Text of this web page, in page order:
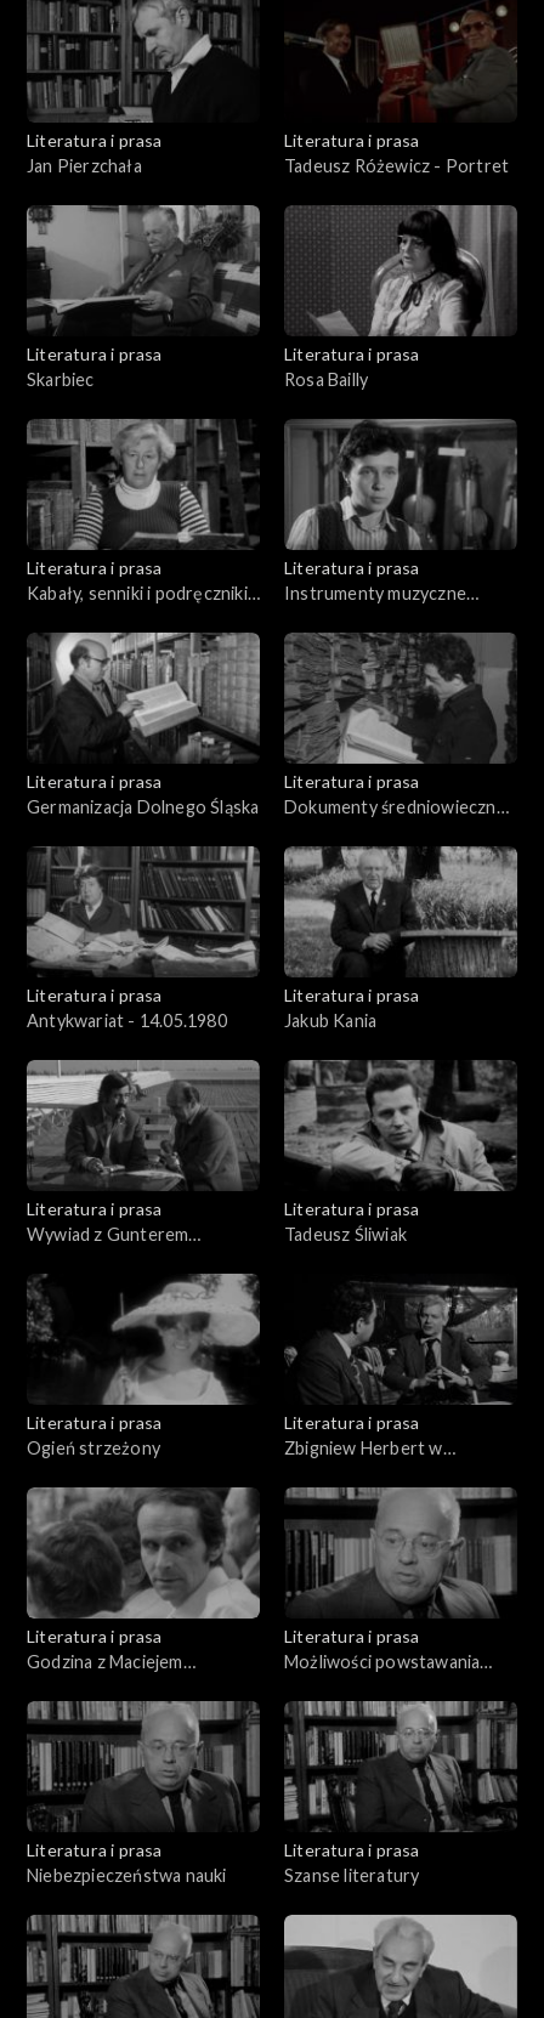
Literatura i prasa
Jan Pierzchała
Literatura i prasa
Tadeusz Różewicz - Portret
Literatura i prasa
Skarbiec
Literatura i prasa
Rosa Bailly
Literatura i prasa
Kabały, senniki i podręczniki
Literatura i prasa
Instrumenty muzyczne
renesansu
Literatura i prasa
Germanizacja Dolnego Śląska
Literatura i prasa
Dokumenty średniowieczne i
Literatura i prasa
Antykwariat - 14.05.1980
Literatura i prasa
Jakub Kania
Literatura i prasa
Wywiad z Gunterem
Literatura i prasa
Tadeusz Śliwiak
Literatura i prasa
Ogień strzeżony
Literatura i prasa
Zbigniew Herbert w
Literatura i prasa
Godzina z Maciejem
Literatura i prasa
Możliwości powstawania
Literatura i prasa
Niebezpieczeństwa nauki
Literatura i prasa
Szanse literatury